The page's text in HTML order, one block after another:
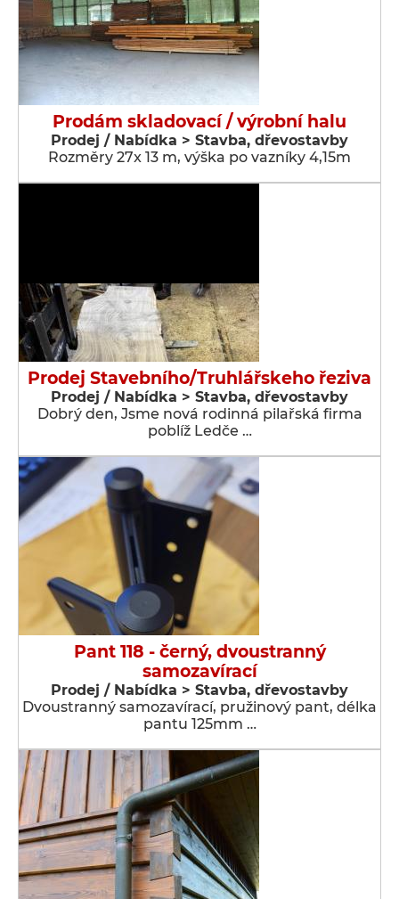
Prodám skladovací / výrobní halu
Prodej / Nabídka > Stavba, dřevostavby
Rozměry 27x 13 m, výška po vazníky 4,15m
Prodej Stavebního/Truhlářskeho řeziva
Prodej / Nabídka > Stavba, dřevostavby
Dobrý den, Jsme nová rodinná pilařská firma
poblíž Ledče …
Pant 118 - černý, dvoustranný
samozavírací
Prodej / Nabídka > Stavba, dřevostavby
Dvoustranný samozavírací, pružinový pant, délka
pantu 125mm …